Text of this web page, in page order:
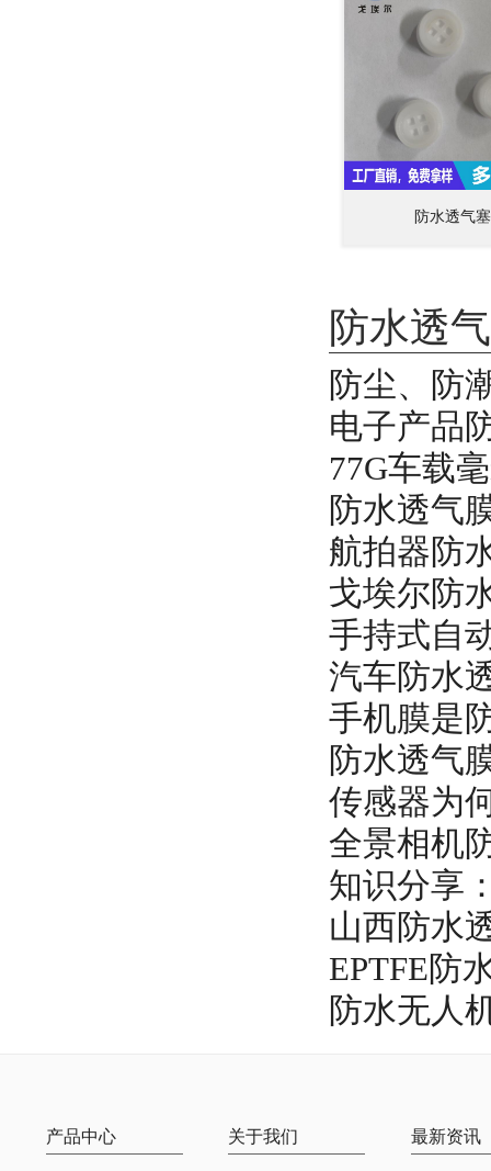
防水透气塞
防水透
防尘、防
电子产品
77G车载
防水透气
航拍器防
戈埃尔防
手持式自
汽车防水
手机膜是
防水透气
传感器为
全景相机
知识分享
山西防水
EPTFE防
防水无人
产品中心 关于我们 最新资讯